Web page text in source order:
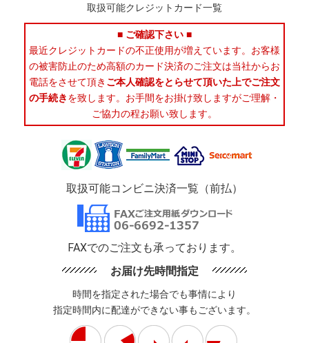
取扱可能クレジットカード一覧
■ ご確認下さい ■
最近クレジットカードの不正使用が増えています。お客様
の被害防止のため高額のカード決済のご注文は当社からお
電話をさせて頂き ご本人確認をとらせて頂いた上でご注文
の手続きを致します。お手間をお掛け致しますがご理解・
ご協力の程お願い致します。
取扱可能コンビニ決済一覧（前払）
FAXでのご注文も承っております。
お届け先時間指定
時間を指定された場合でも事情により
指定時間内に配達ができない事もございます。